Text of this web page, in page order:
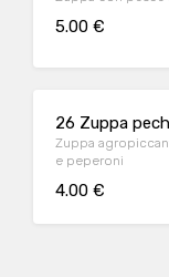
5.00 €
26 Zuppa
Zuppa
e peperoni
4.00 €